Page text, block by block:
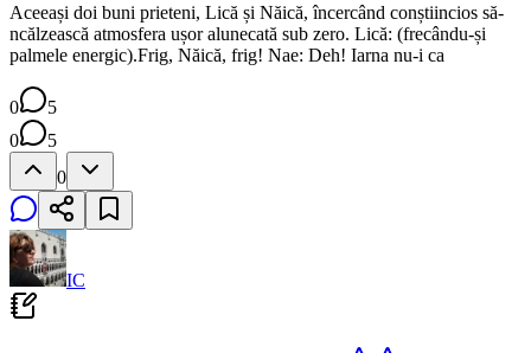
Aceeași doi buni prieteni, Lică și Năică, încercând conștiincios să-
ncălzească atmosfera ușor alunecată sub zero. Lică: (frecându-și
palmele energic).Frig, Năică, frig! Nae: Deh! Iarna nu-i ca
0
5
0
5
0
IC